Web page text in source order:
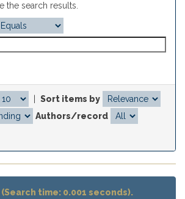
the search results.
Sort items by
Authors/record
(Search time: 0.001 seconds).